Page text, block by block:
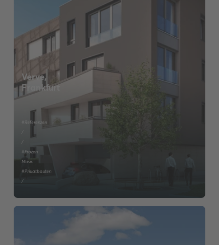
Verve,
Frankfurt
#Referenzen
/
/
#Frozen
Music
#Privatbauten
/